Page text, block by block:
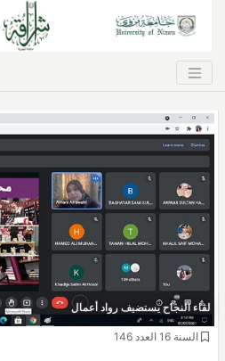
لقاء النجاح يستضيف رواد أعمال
السنة 16 العدد 146